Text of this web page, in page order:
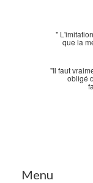
"
que la
"Il faut
obligé
Menu